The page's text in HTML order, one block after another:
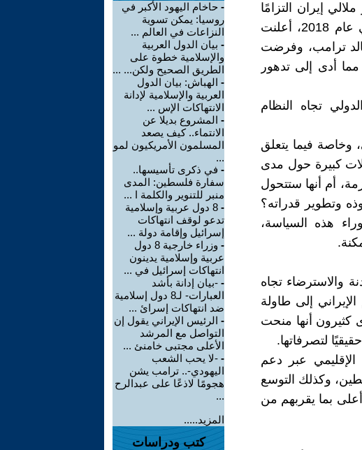
إيران التزامًا
بتقليص أنشطتهم النووية. لكن هذا التفاؤل لم يدم طويلًا. ففي عام 2018، أعلنت
ترامب، وفرضت
أدى إلى تدهور
تجاه النظام
وخاصة فيما يتعلق
كبيرة حول مدى
أم أنها ستتحول
وتطوير قدراته؟
هذه السياسة،
والاسترضاء تجاه
الإيراني إلى طاولة
كثيرون أنها منحت
لتصرفاتها.
عبر دعم
وكذلك التوسع
بما يقربهم من
- حاخام اليهود الأكبر في
روسيا: يمكن تسوية
النزاعات في العالم ...
- بيان الدول العربية
والإسلامية خطوة على
الطريق الصحيح ولكن... ...
- الهباش: بيان الدول
العربية والإسلامية لإدانة
الانتهاكات الإس ...
- المشروع بديلا عن
الانتماء.. كيف يصعد
المسلمون الأمريكيون لمو
...
- في ذكرى تأسيسها..
سفارة فلسطين: المدى
منبر للتنوير والكلمة ا ...
-
8 دول عربية وإسلامية
تدعو لوقف انتهاكات
إسرائيل وإقامة دولة ...
-
وزراء خارجية 8 دول
عربية وإسلامية يدينون
انتهاكات إسرائيل في ...
- -بيان إدانة بأشد
العبارات- لـ8 دول إسلامية
ضد انتهاكات إسرائ ...
- الرئيس الإيراني يقول إن
التواصل مع المرشد
الأعلى مجتبى خامنئ ...
- -لا يحب الشعب
اليهودي-.. ترامب يشن
هجومًا لاذعًا على عبدالرح
...
المزيد.....
كتب ودراسات